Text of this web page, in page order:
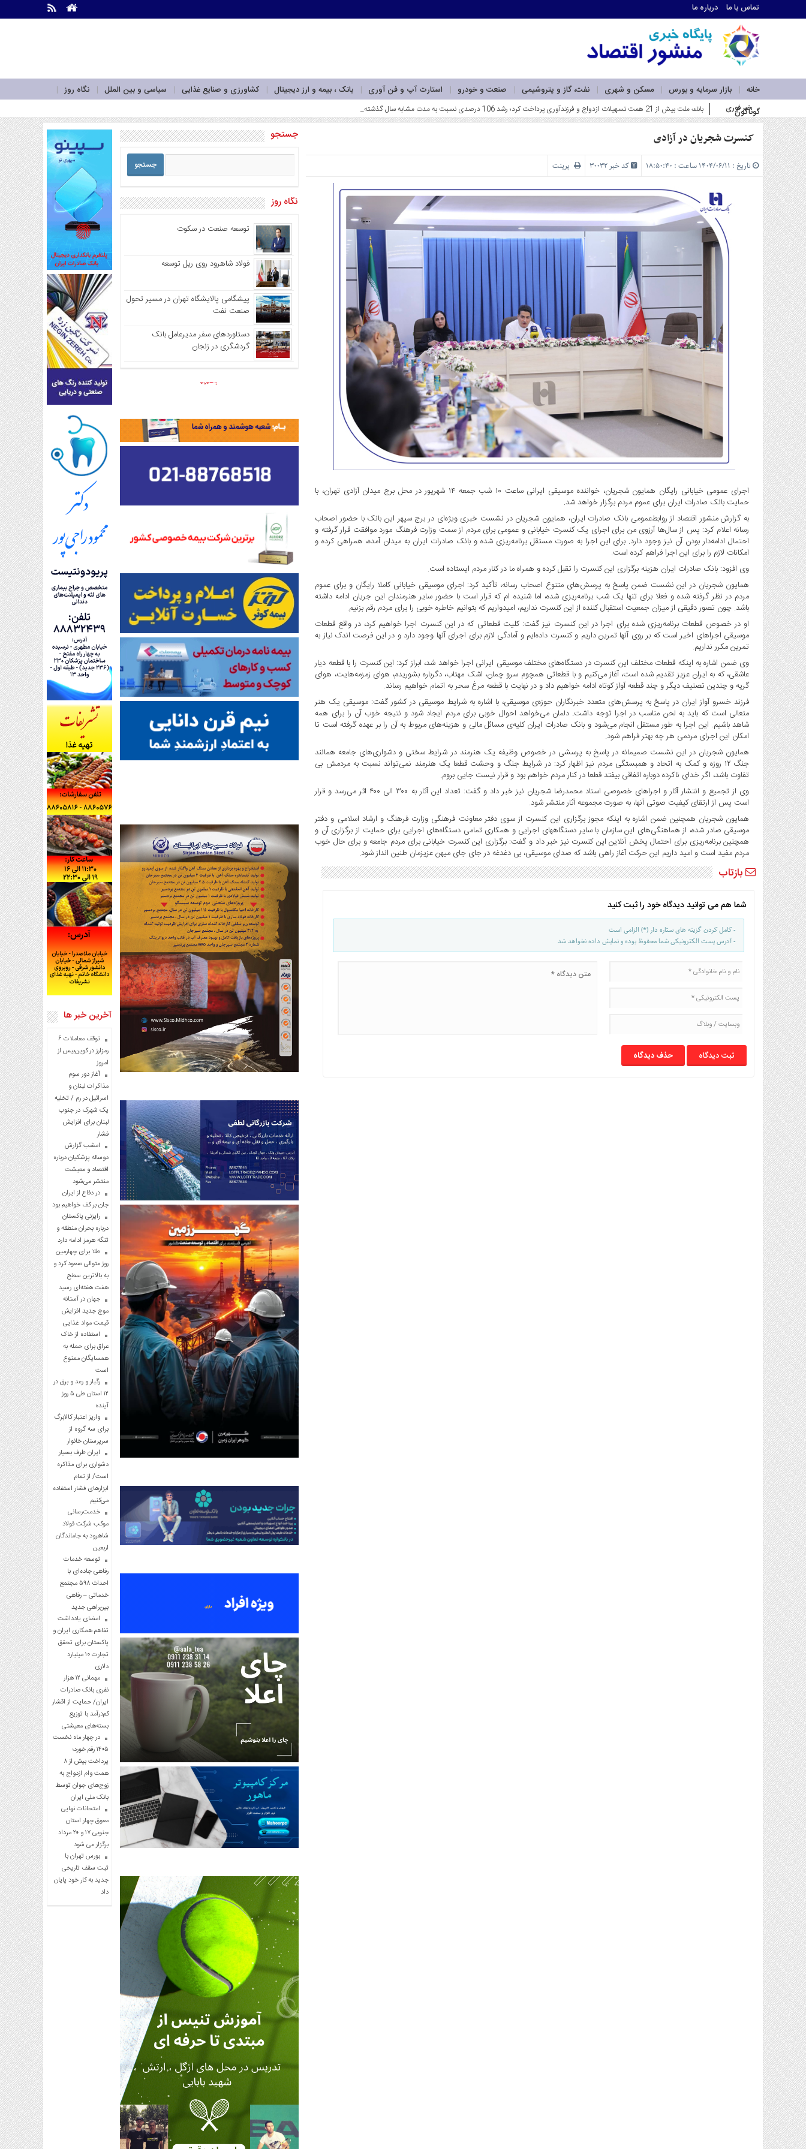
تماس با ما درباره ما
خانه بازار سرمایه و بورس مسکن و شهری نفت، گاز و پتروشیمی صنعت و خودرو استارت آپ و فن آوری بانک ، بیمه و ارز دیجیتال کشاورزی و صنایع غذایی سیاسی و بین الملل
نگاه روز
گوناگون
ما
درباره
سرویس
ها
خانه
بازار
سرمایه
و
بورس
مسکن
و
شهری
نفت،
گاز
و
پتروشیمی
صنعت
و
خودرو
استارت
آپ
و
فن
آوری
بانک
،
بیمه
و
ارز
دیجیتال
کشاورزی
و
صنایع
غذایی
سیاسی
و
بین
الملل
نگاه
روز
گوناگون
خبر فوری فاز اول نیروگاه خورشیدی بهبهان فولاد خوزستا_
کنسرت شجریان در آزادی
تاریخ : ۱۴۰۴/۰۶/۱۱ ساعت : ۱۸:۵۰:۴۰ کد خبر 30032 پرینت
​اجرای عمومی خیابانی رایگان همایون شجریان، خواننده موسیقی ایرانی ساعت ۱۰ شب جمعه ۱۴ شهریور در محل برج میدان آزادی تهران، با
حمایت بانک صادرات ایران برای عموم مردم برگزار خواهد شد.
به گزارش منشور اقتصاد از روابط‌عمومی بانک صادرات ایران، همایون شجریان در نشست خبری ویژه‌ای در برج سپهر این بانک با حضور اصحاب
رسانه اعلام کرد: پس از سال‌ها آرزوی من برای اجرای یک کنسرت خیابانی و عمومی برای مردم از سمت وزارت فرهنگ مورد موافقت قرار گرفته و
احتمال ادامه‌دار بودن آن نیز وجود دارد. برای این اجرا به صورت مستقل برنامه‌ریزی شده و بانک صادرات ایران به میدان آمده، همراهی کرده و
امکانات لازم را برای این اجرا فراهم کرده است.
وی افزود: بانک صادرات ایران هزینه برگزاری این کنسرت را تقبل کرده و همراه ما در کنار مردم ایستاده است.
همایون شجریان در این نشست ضمن پاسخ به پرسش‌های متنوع اصحاب رسانه، تأکید کرد: اجرای موسیقی خیابانی کاملا رایگان و برای عموم
مردم در نظر گرفته شده و فعلا برای تنها یک شب برنامه‌ریزی شده، اما شنیده ام که قرار است با حضور سایر هنرمندان این جریان ادامه داشته
باشد. چون تصور دقیقی از میزان جمعیت استقبال‌ کننده از این کنسرت نداریم، امیدواریم که بتوانیم خاطره خوبی را برای مردم رقم بزنیم.
او در خصوص قطعات برنامه‌ریزی شده برای اجرا در این کنسرت نیز گفت: کلیت قطعاتی که در این کنسرت اجرا خواهیم کرد، در واقع قطعات
موسیقی اجراهای اخیر است که بر روی آنها تمرین داریم و کنسرت داده‌ایم و آمادگی لازم برای اجرای آنها وجود دارد و در این فرصت اندک نیاز به
تمرین مکرر نداریم.
وی ضمن اشاره به اینکه قطعات مختلف این کنسرت در دستگاه‌های مختلف موسیقی ایرانی اجرا خواهد شد، ابراز کرد: این کنسرت را با قطعه دیار
عاشقی، که به ایران عزیز تقدیم شده است، آغاز می‌کنیم و با قطعاتی همچوم سرو چمان، اشک مهتاب، دگرباره بشوریدم، هوای زمزمه‌هایت، هوای
گریه و چندین تصنیف دیگر و چند قطعه آواز کوتاه ادامه خواهیم داد و در نهایت با قطعه مرغ سحر به اتمام خواهیم رساند.
فرزند خسرو آواز ایران در پاسخ به پرسش‌های متعدد خبرنگاران حوزه‌ی موسیقی، با اشاره به شرایط موسیقی در کشور گفت: موسیقی یک هنر
متعالی است که باید به لحن مناسب در اجرا توجه داشت. دلمان می‌خواهد احوال خوبی برای مردم ایجاد شود و نتیجه خوب آن را برای همه
شاهد باشیم. این اجرا به طور مستقل انجام می‌شود و بانک صادرات ایران کلیه‌ی مسائل مالی و هزینه‌های مربوط به آن را بر عهده گرفته است تا
امکان این اجرای مردمی هر چه بهتر فراهم شود.
همایون شجریان در این نشست صمیمانه در پاسخ به پرسشی در خصوص وظیفه یک هنرمند در شرایط سختی و دشواری‌های جامعه همانند
جنگ ۱۲ روزه و کمک به اتحاد و همبستگی مردم نیز اظهار کرد: در شرایط جنگ و وحشت قطعا یک هنرمند نمی‌تواند نسبت به مردمش بی
تفاوت باشد، اگر خدای ناکرده دوباره اتفاقی بیفتد قطعا در کنار مردم خواهم بود و قرار نیست جایی بروم.
وی از تجمیع و انتشار آثار و اجراهای خصوصی استاد محمدرضا شجریان نیز خبر داد و گفت: تعداد این آثار به ۳۰۰ الی ۴۰۰ اثر می‌رسد و قرار
است پس از ارتقای کیفیت صوتی آنها، به صورت مجموعه آثار منتشر شود.
همایون شجریان همچنین ضمن اشاره به اینکه مجوز برگزاری این کنسرت از سوی دفتر معاونت فرهنگی وزارت فرهنگ و ارشاد اسلامی و دفتر
موسیقی صادر شده، از هماهنگی‌های این سازمان با سایر دستگاههای اجرایی و همکاری تمامی دستگاه‌های اجرایی برای حمایت از برگزاری آن و
همچنین برنامه‌ریزی برای احتمال پخش آنلاین این کنسرت نیز خبر داد و گفت: برگزاری این کنسرت خیابانی برای مردم جامعه و برای حال خوب
مردم مفید است و امید داریم این حرکت آغاز راهی باشد که صدای موسیقی، بی دغدغه در جای جای میهن عزیزمان طنین انداز شود.
بازتاب
شما هم می توانید دیدگاه خود را ثبت کنید
- کامل کردن گزینه های ستاره دار (*) الزامی است
- آدرس پست الکترونیکی شما محفوظ بوده و نمایش داده نخواهد شد
حذف دیدگاه
جستجو
نگاه روز
توسعه صنعت در سکوت
فولاد شاهرود روی ریل توسعه
پیشگامی پالایشگاه تهران در مسیر تحول
صنعت نفت
دستاوردهای سفر مدیرعامل بانک
گردشگری در زنجان
آخرین خبر ها
توقف معاملات ۶
رمزارز در کوین‌بیس از
امروز
آغاز دور سوم
مذاکرات لبنان و
اسرائیل در رم / تخلیه
یک شهرک در جنوب
لبنان برای افزایش
فشار
امشب گزارش
دوساله پزشکیان درباره
اقتصاد و معیشت
منتشر می‌شود
در دفاع از ایران
جان بر کف خواهیم بود
رایزنی پاکستان
درباره بحران منطقه و
تنگه هرمز ادامه دارد
طلا برای چهارمین
روز متوالی صعود کرد و
به بالاترین سطح
هفت هفته‌ای رسید
جهان در آستانه
موج جدید افزایش
قیمت مواد غذایی
استفاده از خاک
عراق برای حمله به
همسایگان ممنوع
است
رگبار و رعد و برق در
۱۲ استان طی ۵ روز
آینده
واریز اعتبار کالابرگ
برای سه گروه از
سرپرستان خانوار
ایران طرف بسیار
دشواری برای مذاکره
است/ از تمام
ابزارهای فشار استفاده
می‌کنیم
خدمت‌رسانی
موکب شرکت فولاد
شاهرود به جاماندگان
اربعین
توسعه خدمات
رفاهی جاده‌ای با
احداث ۵۹۸ مجتمع
خدماتی – رفاهی
بین‌راهی جدید
امضای یادداشت
تفاهم همکاری ایران و
پاکستان برای تحقق
تجارت ۱۰ میلیارد
دلاری
مهمانی ۱۲ هزار
نفری بانک صادرات
ایران/ حمایت از اقشار
کم‌درآمد با توزیع
بسته‌های معیشتی
در چهار ماه نخست
۱۴۰۵ رقم خورد؛
پرداخت بیش از ۸
همت وام ازدواج به
زوج‌های جوان توسط
بانک ملی ایران
امتحانات نهایی
معوق چهار استان
جنوبی ۱۷ و ۲۰ مرداد
برگزار می شود
بورس تهران با
ثبت سقف تاریخی
جدید به کار خود پایان
داد